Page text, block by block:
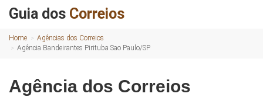
Guia dos Correios
Home
Agências dos Correios
Agência Bandeirantes Pirituba Sao Paulo/SP
Agência dos Correios